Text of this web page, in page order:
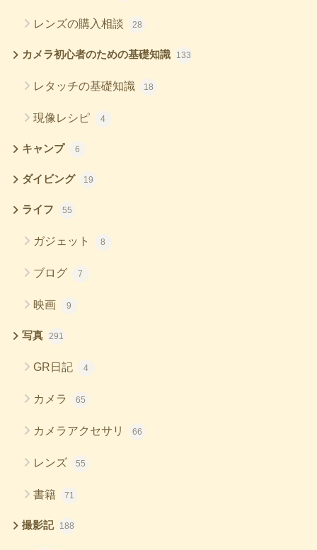
レンズの購入相談 28
カメラ初心者のための基礎知識 133
レタッチの基礎知識 18
現像レシピ 4
キャンプ 6
ダイビング 19
ライフ 55
ガジェット 8
ブログ 7
映画 9
写真 291
GR日記 4
カメラ 65
カメラアクセサリ 66
レンズ 55
書籍 71
撮影記 188